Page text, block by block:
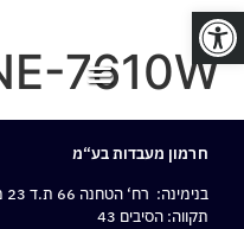
פתח סרגל נגישות
7610W
חרמון מעבדות בע“מ
בנימינה: רח‘ הטחנה 66 ת.ד 23 מיקוד 3055001,
תקווה: הסיבים 43